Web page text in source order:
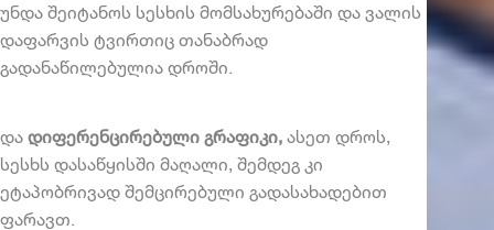
უნდა შეიტანოს სესხის მომსახურებაში და ვალის
დაფარვის ტვირთიც თანაბრად
გადანაწილებულია დროში.
და დიფერენცირებული გრაფიკი, ასეთ დროს,
სესხს დასაწყისში მაღალი, შემდეგ კი
ეტაპობრივად შემცირებული გადასახადებით
ფარავთ.